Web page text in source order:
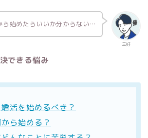
三好
ら始めたらいいか分からない…
できる悩み
活を始めるべき？
ら始める？